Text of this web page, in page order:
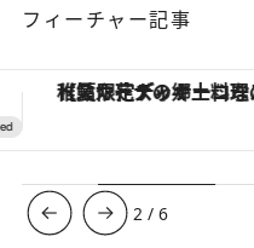
フィーチャー記事
3 /6